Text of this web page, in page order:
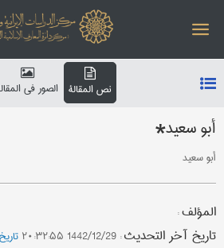
نص المقالة الصور في
أبو سعید*
أبو سعید
المؤلف:
تاریخ آخر التحدیث: 1442/12/29 ۲۰:۳۲:۵۵